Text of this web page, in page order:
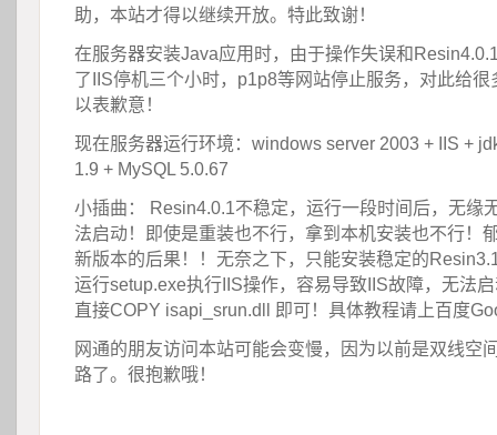
助，本站才得以继续开放。特此致谢！
在服务器安装Java应用时，由于操作失误和
了IIS停机三个小时，p1p8等网站停止服务，对此给很
以表歉意！
现在服务器运行环境：windows server 2003 + IIS +
1.9 + MySQL 5.0.67
小插曲： Resin4.0.1不稳定，运行一段时间后，无缘
法启动！即使是重装也不行，拿到本机安装也不行！
新版本的后果！！无奈之下，只能安装稳定的
运行setup.exe执行IIS操作，容易导致IIS故障，无法
直接COPY isapi_srun.dll 即可！具体教程请上百度
网通的朋友访问本站可能会变慢，因为以前是双线空
路了。很抱歉哦！